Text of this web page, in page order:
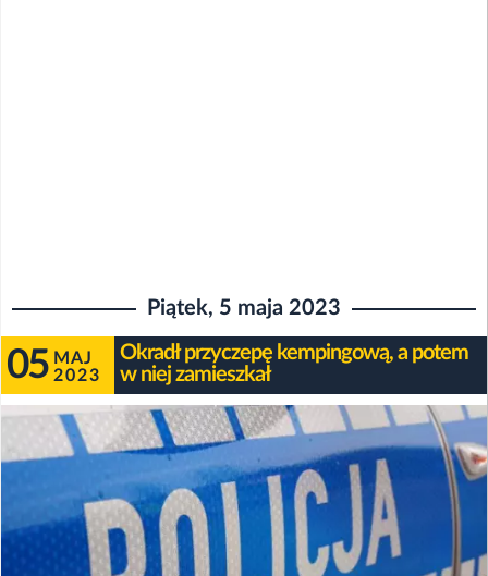
Piątek, 5 maja 2023
05 MAJ
2023
Okradł przyczepę kempingową, a potem
w niej zamieszkał